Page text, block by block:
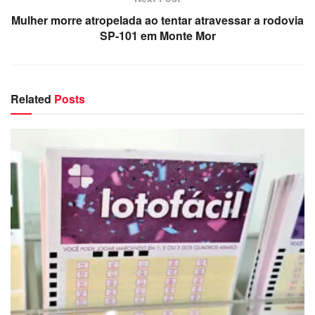
Mulher morre atropelada ao tentar atravessar a rodovia
SP-101 em Monte Mor
Related Posts